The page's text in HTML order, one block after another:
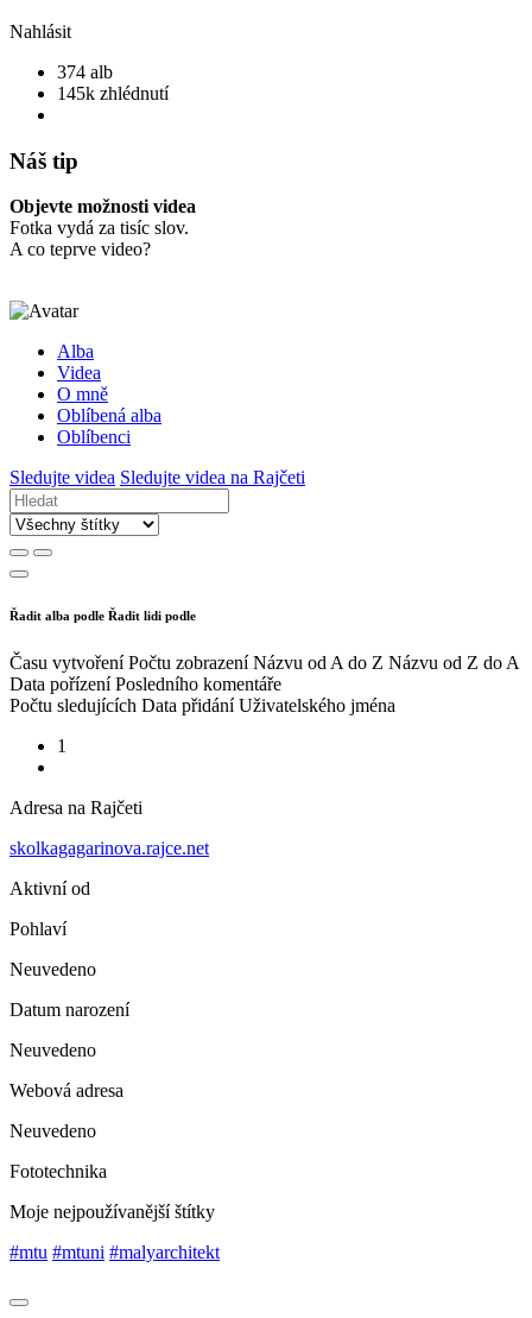
Nahlásit
374 alb
145k zhlédnutí
Náš tip
Objevte možnosti videa
Fotka vydá za tisíc slov.
A co teprve video?
Alba
Videa
O mně
Oblíbená alba
Oblíbenci
Sledujte videa Sledujte videa na Rajčeti
Řadit alba podle Řadit lidi podle
Času vytvoření Počtu zobrazení Názvu od A do Z Názvu od Z do A
Data pořízení Posledního komentáře
Počtu sledujících Data přidání Uživatelského jména
1
Adresa na Rajčeti
skolkagagarinova.rajce.net
Aktivní od
Pohlaví
Neuvedeno
Datum narození
Neuvedeno
Webová adresa
Neuvedeno
Fototechnika
Moje nejpoužívanější štítky
#mtu #mtuni #malyarchitekt